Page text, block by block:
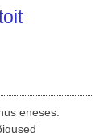
eneses.